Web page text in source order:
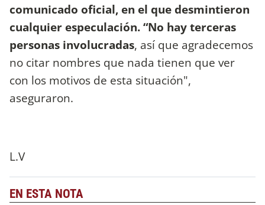
comunicado oficial, en el que desmintieron
cualquier especulación. “No hay terceras
personas involucradas, así que agradecemos
no citar nombres que nada tienen que ver
con los motivos de esta situación",
aseguraron.
L.V
EN ESTA NOTA